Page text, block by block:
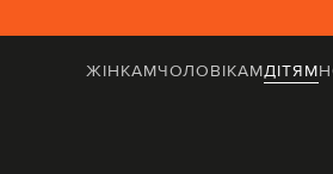
ЖІНКАМЧОЛОВІКАМДІТЯМ